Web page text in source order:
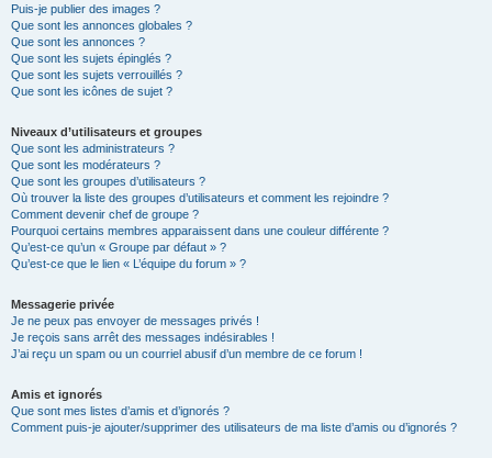
Puis-je publier des images ?
Que sont les annonces globales ?
Que sont les annonces ?
Que sont les sujets épinglés ?
Que sont les sujets verrouillés ?
Que sont les icônes de sujet ?
Niveaux d’utilisateurs et groupes
Que sont les administrateurs ?
Que sont les modérateurs ?
Que sont les groupes d’utilisateurs ?
Où trouver la liste des groupes d’utilisateurs et comment les rejoindre ?
Comment devenir chef de groupe ?
Pourquoi certains membres apparaissent dans une couleur différente ?
Qu’est-ce qu’un « Groupe par défaut » ?
Qu’est-ce que le lien « L’équipe du forum » ?
Messagerie privée
Je ne peux pas envoyer de messages privés !
Je reçois sans arrêt des messages indésirables !
J’ai reçu un spam ou un courriel abusif d’un membre de ce forum !
Amis et ignorés
Que sont mes listes d’amis et d’ignorés ?
Comment puis-je ajouter/supprimer des utilisateurs de ma liste d’amis ou d’ignorés ?